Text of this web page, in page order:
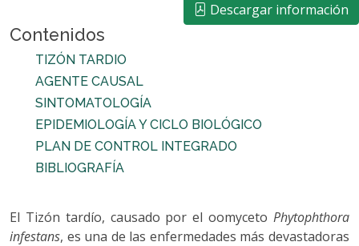
Descargar información
Contenidos
TIZÓN TARDIO
AGENTE CAUSAL
SINTOMATOLOGÍA
EPIDEMIOLOGÍA Y CICLO BIOLÓGICO
PLAN DE CONTROL INTEGRADO
BIBLIOGRAFÍA
El Tizón tardío, causado por el oomyceto Phytophthora
infestans, es una de las enfermedades más devastadoras